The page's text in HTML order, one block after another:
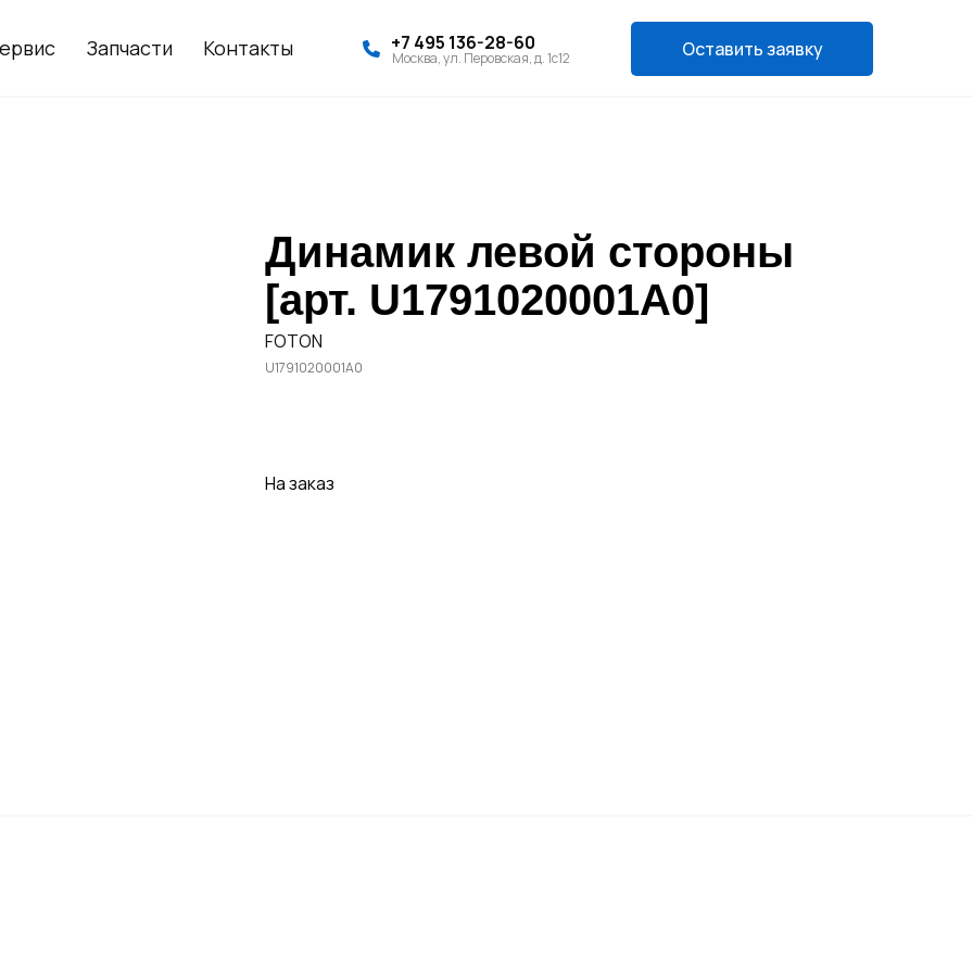
Запчасти Контакты Оставить заявку
+7 495 136-28-60
Москва, ул. Перовская, д. 1с12
Динамик левой стороны
[арт. U1791020001A0]
FOTON
U1791020001A0
На заказ